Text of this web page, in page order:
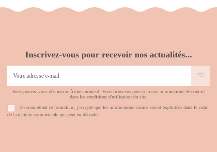
Inscrivez-vous pour recevoir nos actualités...
Vous pouvez vous désinscrire à tout moment. Vous trouverez pour cela nos informations de contact
dans les conditions d'utilisation du site.
En soumettant ce formulaire, j'accepte que les informations saisies soient exploitées dans le cadre
de la relation commerciale qui peut en découler.